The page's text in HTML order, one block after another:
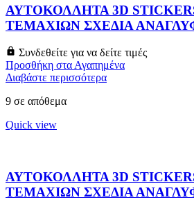
ΑΥΤΟΚΟΛΛΗΤΑ 3D
ΤΕΜΑΧΙΩΝ ΣΧΕΔΙΑ
Συνδεθείτε για να δείτε τιμές
Προσθήκη στα Αγαπημένα
Διαβάστε περισσότερα
9 σε απόθεμα
Quick view
ΑΥΤΟΚΟΛΛΗΤΑ 3D
ΤΕΜΑΧΙΩΝ ΣΧΕΔΙΑ